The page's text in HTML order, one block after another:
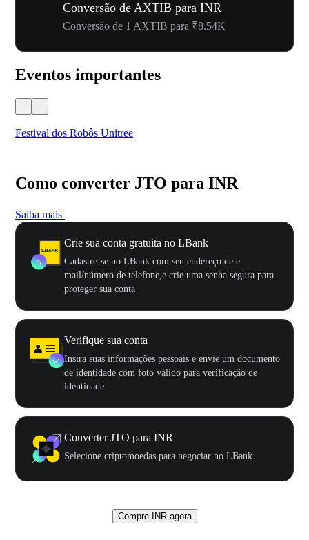
Conversão de AXTIB para INR
Conversão de 1 AXTIB para ₹8.54K
Eventos importantes
Festival dos Robôs Unitree
Como converter JTO para INR
Saiba mais
Crie sua conta gratuita no LBank
Cadastre-se no LBank com seu endereço de e-
mail/número de telefone,e crie uma senha segura para
proteger sua conta
Verifique sua conta
Insira suas informações pessoais e envie um documento
de identidade com foto válido para verificação de
identidade
Converter JTO para INR
Selecione criptomoedas para negociar no LBank.
Compre INR agora